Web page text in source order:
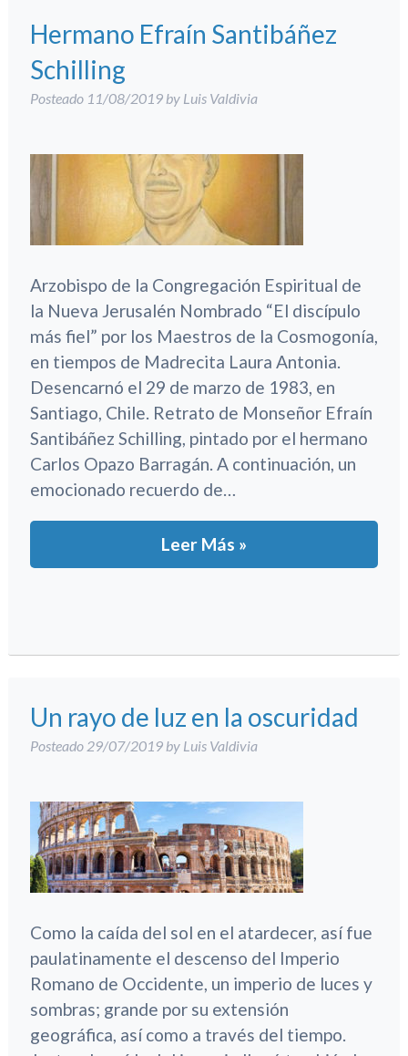
Hermano Efraín Santibáñez
Schilling
Posteado 11/08/2019 by Luis Valdivia
Arzobispo de la Congregación Espiritual de
la Nueva Jerusalén Nombrado “El discípulo
más fiel” por los Maestros de la Cosmogonía,
en tiempos de Madrecita Laura Antonia.
Desencarnó el 29 de marzo de 1983, en
Santiago, Chile. Retrato de Monseñor Efraín
Santibáñez Schilling, pintado por el hermano
Carlos Opazo Barragán. A continuación, un
emocionado recuerdo de…
Leer Más »
Un rayo de luz en la oscuridad
Posteado 29/07/2019 by Luis Valdivia
Como la caída del sol en el atardecer, así fue
paulatinamente el descenso del Imperio
Romano de Occidente, un imperio de luces y
sombras; grande por su extensión
geográfica, así como a través del tiempo.